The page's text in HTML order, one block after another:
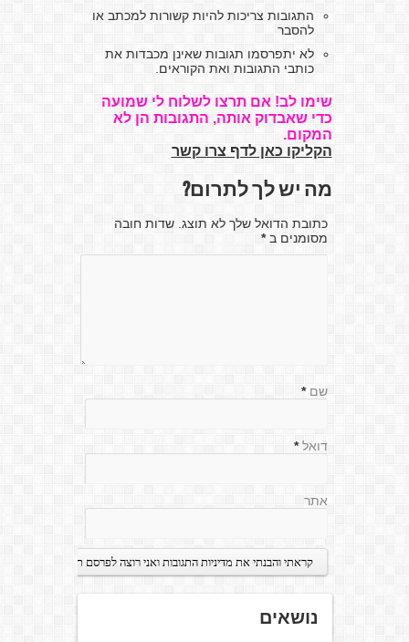
התגובות צריכות להיות קשורות למכתב או
להסבר
לא יתפרסמו תגובות שאינן מכבדות את
כותבי התגובות ואת הקוראים.
שימו לב! אם תרצו לשלוח לי שמועה
כדי שאבדוק אותה, התגובות הן לא
המקום.
הקליקו כאן לדף צרו קשר
מה יש לך לתרום?
כתובת הדואל שלך לא תוצג. שדות חובה
מסומנים ב*
שם *
דואל *
אתר
נושאים